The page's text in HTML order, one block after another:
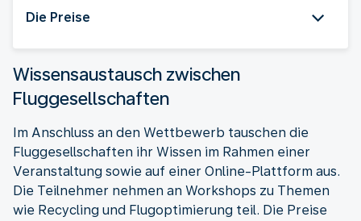
Die Preise
Wissensaustausch zwischen
Fluggesellschaften
Im Anschluss an den Wettbewerb tauschen die
Fluggesellschaften ihr Wissen im Rahmen einer
Veranstaltung sowie auf einer Online-Plattform aus.
Die Teilnehmer nehmen an Workshops zu Themen
wie Recycling und Flugoptimierung teil. Die Preise